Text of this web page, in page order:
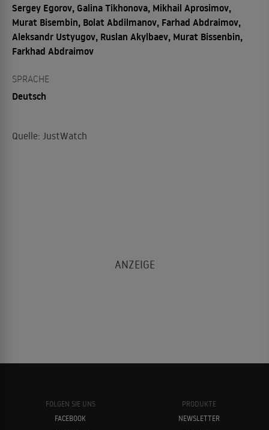
Sergey Egorov, Galina Tikhonova, Mikhail Aprosimov,
Murat Bisembin, Bolat Abdilmanov, Farhad Abdraimov,
Aleksandr Ustyugov, Ruslan Akylbaev, Murat Bissenbin,
Farkhad Abdraimov
SPRACHE
Deutsch
Quelle: JustWatch
FOLGEN SIE UNS
FACEBOOK
PRODUKTE
NEWSLETTER